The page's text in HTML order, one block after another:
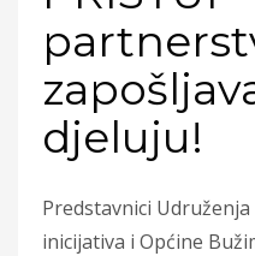
djeluju!
Predstavnici
inicijativa i Općine